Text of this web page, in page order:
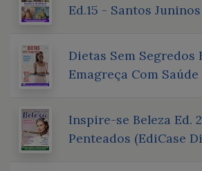
Ed.15 - Santos Juninos
Dietas Sem Segredos
Emagreça Com Saúde
Inspire-se Beleza Ed.
Penteados (EdiCase